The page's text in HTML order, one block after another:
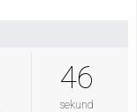
45
sekund